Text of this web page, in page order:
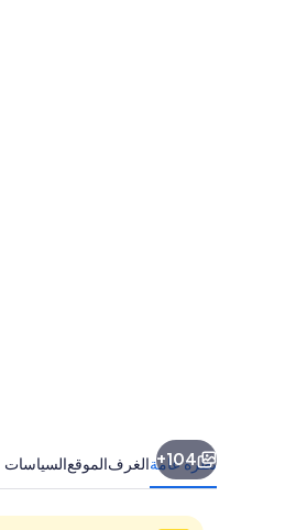
104+
نظرة عامةالغرفالموقعالسياسات